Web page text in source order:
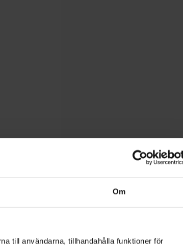
Om
till användarna, tillhandahålla funktioner för